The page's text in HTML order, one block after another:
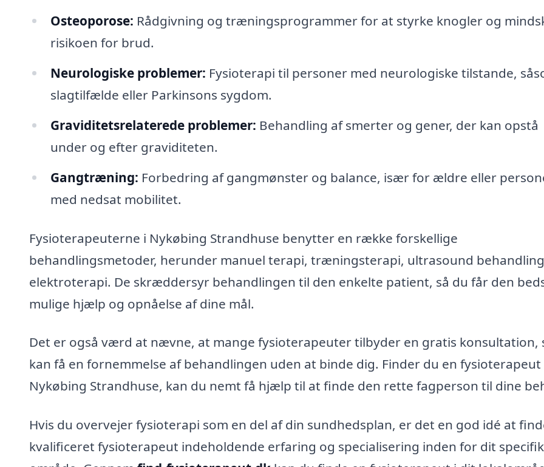
Osteoporose: Rådgivning og træningsprogrammer for at styrke knogler og
risikoen for brud.
Neurologiske problemer: Fysioterapi til personer med neurologiske tilstande,
slagtilfælde eller Parkinsons sygdom.
Graviditetsrelaterede problemer: Behandling af smerter og gener, der kan opstå
under og efter graviditeten.
Gangtræning: Forbedring af gangmønster og balance, især for ældre eller
med nedsat mobilitet.
Fysioterapeuterne i Nykøbing Strandhuse benytter en række forskellige
behandlingsmetoder, herunder manuel terapi, træningsterapi, ultrasound
elektroterapi. De skræddersyr behandlingen til den enkelte patient, så du får den
mulige hjælp og opnåelse af dine mål.
Det er også værd at nævne, at mange fysioterapeuter tilbyder en gratis konsultation,
kan få en fornemmelse af behandlingen uden at binde dig. Finder du en fysioterapeut
Nykøbing Strandhuse, kan du nemt få hjælp til at finde den rette fagperson til dine
Hvis du overvejer fysioterapi som en del af din sundhedsplan, er det en god idé at
kvalificeret fysioterapeut indeholdende erfaring og specialisering inden for dit